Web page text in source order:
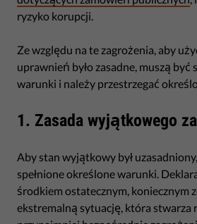
ryzyko korupcji.
Ze względu na te zagrożenia, aby
uprawnień było zasadne, muszą być
warunki i należy przestrzegać
1. Zasada wyjątkowego
Aby stan wyjątkowy był
spełnione określone warunki.
środkiem ostatecznym, koniecznym
ekstremalną sytuację, która stwarza